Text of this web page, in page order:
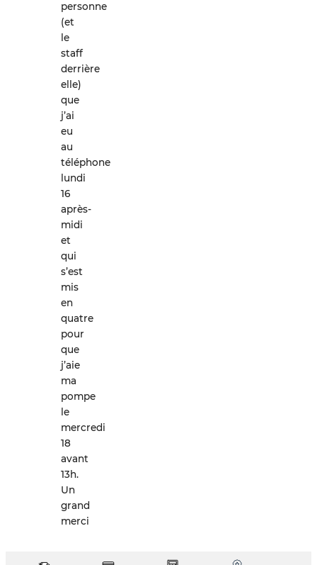
personne
(et
le
staff
derrière
elle)
que
j’ai
eu
au
téléphone
lundi
16
après-
midi
et
qui
s’est
mis
en
quatre
pour
que
j’aie
ma
pompe
le
mercredi
18
avant
13h.
Un
grand
merci